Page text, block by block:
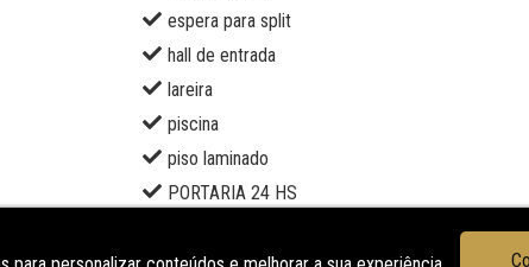
espera para split
hall de entrada
lareira
piscina
piso laminado
PORTARIA 24 HS